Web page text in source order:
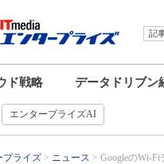
記
ド戦略 データドリブン
エンタープライズAI
プライズ ニュース GoogleのWi-